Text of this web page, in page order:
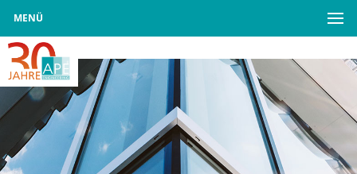
MENÜ